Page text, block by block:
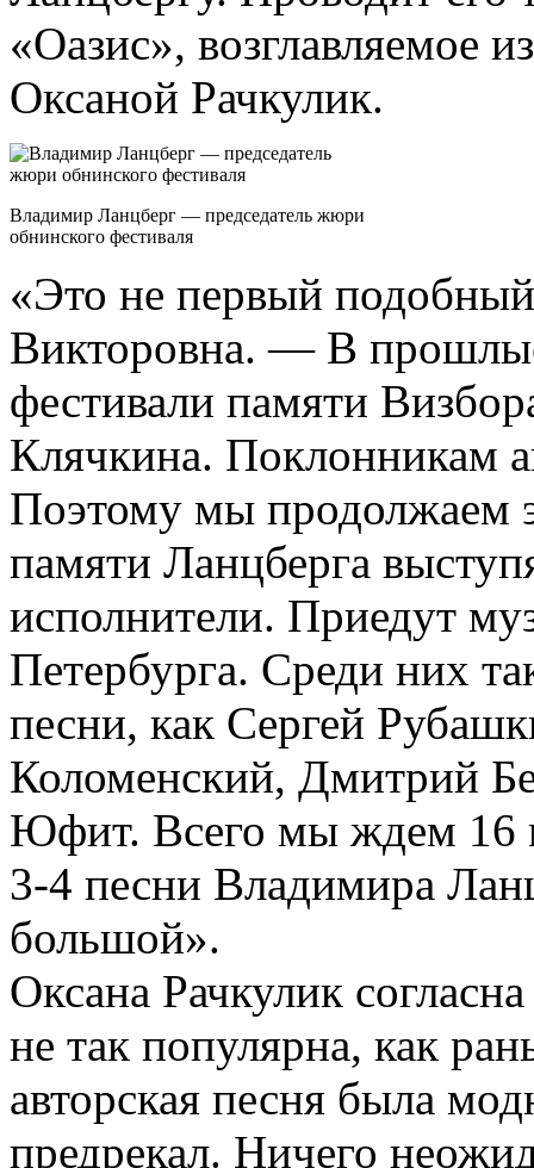
«Оазис», возглавляемое
Оксаной Рачкулик.
Владимир Ланцберг — председатель жюри
обнинского фестиваля
«Это не первый
Викторовна. — В
фестивали памяти
Клячкина. Поклонникам
Поэтому мы продолжаем
памяти Ланцберга
исполнители. Приедут
Петербурга. Среди них
песни, как Сергей
Коломенский, Дмитрий
Юфит. Всего мы ждем 16
3-­4 песни Владимира
большой».
Оксана Рачкулик
не так популярна, как
авторская песня была
предрекал. Ничего